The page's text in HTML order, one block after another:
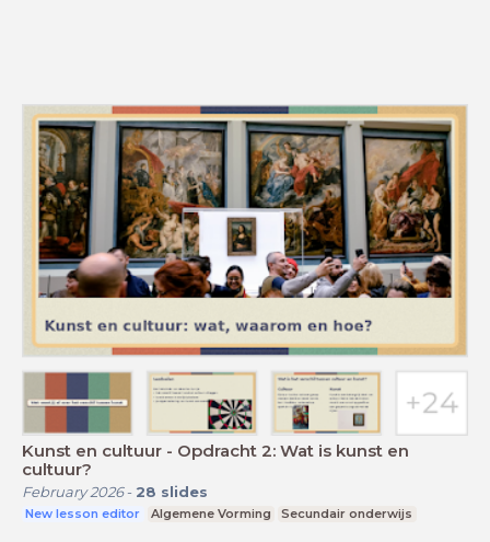
Kunst en cultuur - Opdracht 2: Wat is kunst en
cultuur?
February 2026- 28 slides
New lesson editor Algemene Vorming Secundair onderwijs